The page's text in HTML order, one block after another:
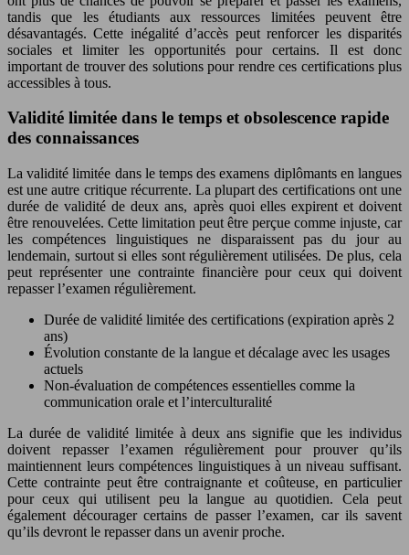
tandis que les étudiants aux ressources limitées peuvent être
désavantagés. Cette inégalité d’accès peut renforcer les disparités
sociales et limiter les opportunités pour certains. Il est donc
important de trouver des solutions pour rendre ces certifications plus
accessibles à tous.
Validité limitée dans le temps et obsolescence rapide
des connaissances
La validité limitée dans le temps des examens diplômants en langues
est une autre critique récurrente. La plupart des certifications ont une
durée de validité de deux ans, après quoi elles expirent et doivent
être renouvelées. Cette limitation peut être perçue comme injuste, car
les compétences linguistiques ne disparaissent pas du jour au
lendemain, surtout si elles sont régulièrement utilisées. De plus, cela
peut représenter une contrainte financière pour ceux qui doivent
repasser l’examen régulièrement.
Durée de validité limitée des certifications (expiration après 2
ans)
Évolution constante de la langue et décalage avec les usages
actuels
Non-évaluation de compétences essentielles comme la
communication orale et l’interculturalité
La durée de validité limitée à deux ans signifie que les individus
doivent repasser l’examen régulièrement pour prouver qu’ils
maintiennent leurs compétences linguistiques à un niveau suffisant.
Cette contrainte peut être contraignante et coûteuse, en particulier
pour ceux qui utilisent peu la langue au quotidien. Cela peut
également décourager certains de passer l’examen, car ils savent
qu’ils devront le repasser dans un avenir proche.